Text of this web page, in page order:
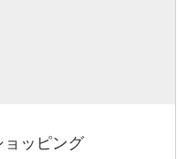
ョッピング